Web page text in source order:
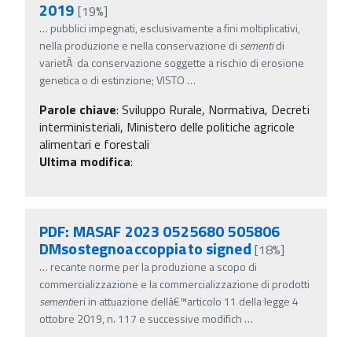
2019 [19%]
… pubblici impegnati, esclusivamente a fini moltiplicativi,
nella produzione e nella conservazione di sementidi
varietÃ da conservazione soggette a rischio di erosione
genetica o di estinzione; VISTO …
Parole chiave: Sviluppo Rurale, Normativa, Decreti
interministeriali, Ministero delle politiche agricole
alimentari e forestali
Ultima modifica:
PDF: MASAF 2023 0525680 505806
DMsostegnoaccoppiato signed [18%]
… recante norme per la produzione a scopo di
commercializzazione e la commercializzazione di prodotti
sementieri in attuazione dellâ€™articolo 11 della legge 4
ottobre 2019, n. 117 e successive modifich …